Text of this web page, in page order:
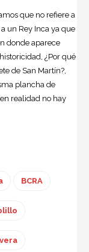
que no refiere a
un Rey Inca ya que
donde aparece
¿Por qué
de San Martín?,
plancha de
realidad no hay
BCRA